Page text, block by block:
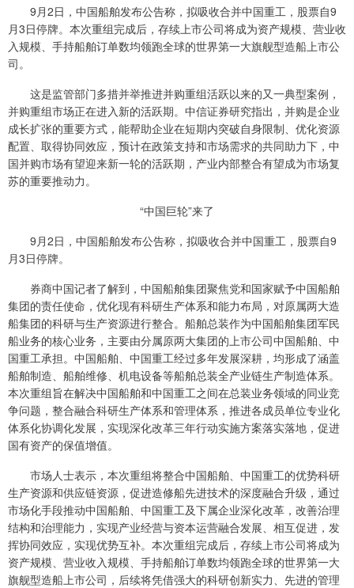
9月2日，中国船舶发布公告称，拟吸收合并中国重工，股票自9
月3日停牌。本次重组完成后，存续上市公司将成为资产规模、营业收
入规模、手持船舶订单数均领跑全球的世界第一大旗舰型造船上市公
司。
这是监管部门多措并举推进并购重组活跃以来的又一典型案例，
并购重组市场正在进入新的活跃期。中信证券研究指出，并购是企业
成长扩张的重要方式，能帮助企业在短期内突破自身限制、优化资源
配置、取得协同效应，预计在政策支持和市场需求的共同助力下，中
国并购市场有望迎来新一轮的活跃期，产业内部整合有望成为市场复
苏的重要推动力。
“中国巨轮”来了
9月2日，中国船舶发布公告称，拟吸收合并中国重工，股票自9
月3日停牌。
券商中国记者了解到，中国船舶集团聚焦党和国家赋予中国船舶
集团的责任使命，优化现有科研生产体系和能力布局，对原属两大造
船集团的科研与生产资源进行整合。船舶总装作为中国船舶集团军民
船业务的核心业务，主要由分属原两大集团的上市公司中国船舶、中
国重工承担。中国船舶、中国重工经过多年发展深耕，均形成了涵盖
船舶制造、船舶维修、机电设备等船舶总装全产业链生产制造体系。
本次重组旨在解决中国船舶和中国重工之间在总装业务领域的同业竞
争问题，整合融合科研生产体系和管理体系，推进各成员单位专业化
体系化协调化发展，实现深化改革三年行动实施方案落实落地，促进
国有资产的保值增值。
市场人士表示，本次重组将整合中国船舶、中国重工的优势科研
生产资源和供应链资源，促进造修船先进技术的深度融合升级，通过
市场化手段推动中国船舶、中国重工及下属企业深化改革，改善治理
结构和治理能力，实现产业经营与资本运营融合发展、相互促进，发
挥协同效应，实现优势互补。本次重组完成后，存续上市公司将成为
资产规模、营业收入规模、手持船舶订单数均领跑全球的世界第一大
旗舰型造船上市公司，后续将凭借强大的科研创新实力、先进的管理